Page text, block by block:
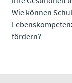
Wie können
fördern?​​​​​​​